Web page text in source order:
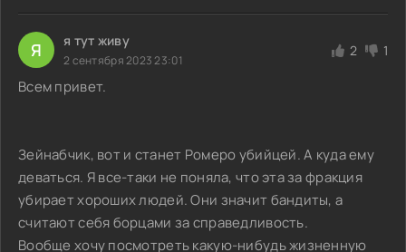
Я я тут живу
2 сентября 2023 23:01
2 1
Всем привет.
Зейнабчик, вот и станет Ромеро убийцей. А куда ему
деваться. Я все-таки не поняла, что эта за фракция
убирает хороших людей. Они значит бандиты, а
считают себя борцами за справедливость.
Вообще хочу посмотреть какую-нибудь жизненную